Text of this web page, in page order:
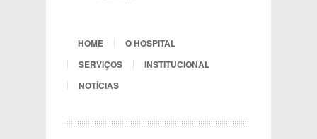
HOME
O HOSPITAL
SERVIÇOS
INSTITUCIONAL
NOTÍCIAS